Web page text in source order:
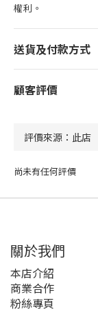
權利。
送貨及付款方式
顧客評價
尚未有任何評價
關於我們
本店介紹
商業合作
粉絲專頁